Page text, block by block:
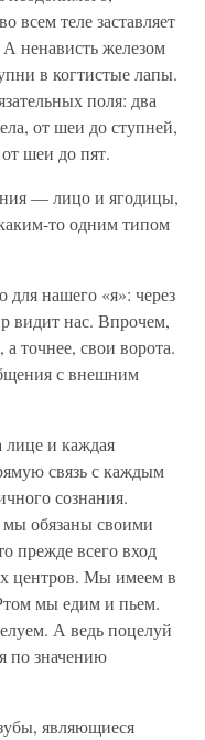
всем теле заставляет
А ненависть железом
в когтистые лапы.
поля: два
от шеи до ступней,
шеи до пят.
— лицо и ягодицы,
то одним типом
нашего «я»: через
видит нас. Впрочем,
точнее, свои ворота.
с внешним
лице и каждая
связь с каждым
сознания.
обязаны своими
прежде всего вход
центров. Мы имеем в
мы едим и пьем.
А ведь поцелуй
по значению
являющиеся